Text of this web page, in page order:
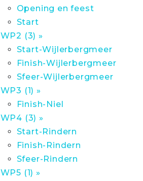
Opening en feest
Start
WP2 (3) »
Start-Wijlerbergmeer
Finish-Wijlerbergmeer
Sfeer-Wijlerbergmeer
WP3 (1) »
Finish-Niel
WP4 (3) »
Start-Rindern
Finish-Rindern
Sfeer-Rindern
WP5 (1) »